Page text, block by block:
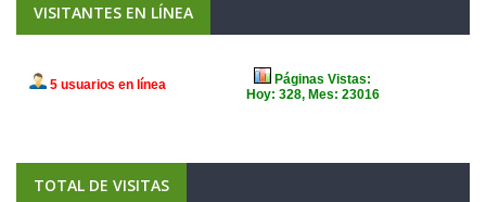
VISITANTES EN LÍNEA
TOTAL DE VISITAS